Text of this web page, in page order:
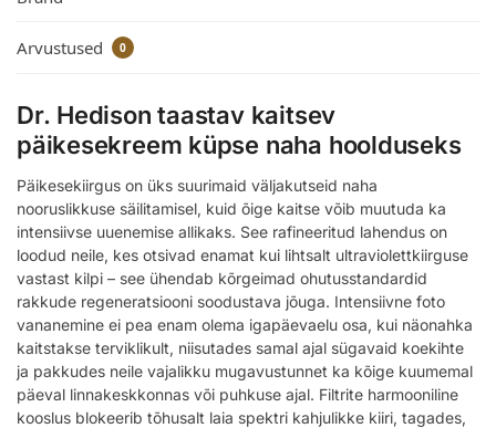
Arvustused 0
Dr. Hedison taastav kaitsev
päikesekreem küpse naha hoolduseks
Päikesekiirgus on üks suurimaid väljakutseid naha
nooruslikkuse säilitamisel, kuid õige kaitse võib muutuda ka
intensiivse uuenemise allikaks. See rafineeritud lahendus on
loodud neile, kes otsivad enamat kui lihtsalt ultraviolettkiirguse
vastast kilpi – see ühendab kõrgeimad ohutusstandardid
rakkude regeneratsiooni soodustava jõuga. Intensiivne foto
vananemine ei pea enam olema igapäevaelu osa, kui näonahka
kaitstakse terviklikult, niisutades samal ajal sügavaid koekihte
ja pakkudes neile vajalikku mugavustunnet ka kõige kuumemal
päeval linnakeskkonnas või puhkuse ajal. Filtrite harmooniline
kooslus blokeerib tõhusalt laia spektri kahjulikke kiiri, tagades,